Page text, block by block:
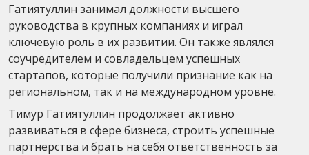
Гатиятуллин занимал должности высшего
руководства в крупных компаниях и играл
ключевую роль в их развитии. Он также являлся
соучредителем и совладельцем успешных
стартапов, которые получили признание как на
региональном, так и на международном уровне.
Тимур Гатиятуллин продолжает активно
развиваться в сфере бизнеса, строить успешные
партнерства и брать на себя ответственность за